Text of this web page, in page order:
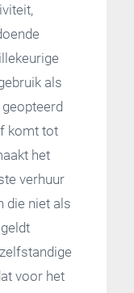
als
komt tot
het
verhuur
die niet als
voor het